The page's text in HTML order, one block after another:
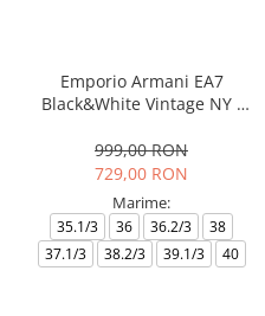
Emporio Armani EA7
Black&White Vintage NY -
999,00 RON
729,00 RON
Marime:
35.1/3 36 36.2/3
38
37.1/3
38.2/3 39.1/3 40